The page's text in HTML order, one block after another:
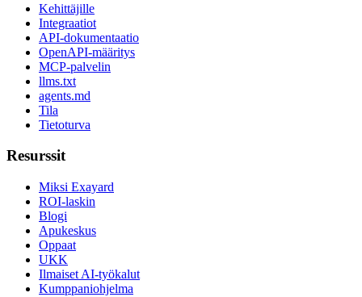
Kehittäjille
Integraatiot
API-dokumentaatio
OpenAPI-määritys
MCP-palvelin
llms.txt
agents.md
Tila
Tietoturva
Resurssit
Miksi Exayard
ROI-laskin
Blogi
Apukeskus
Oppaat
UKK
Ilmaiset AI-työkalut
Kumppaniohjelma